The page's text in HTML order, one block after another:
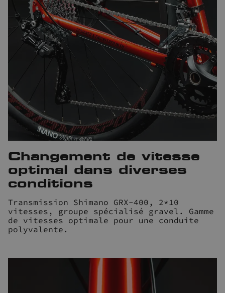
Changement de vitesse
optimal dans diverses
conditions
Transmission Shimano GRX-400, 2*10
vitesses, groupe spécialisé gravel. Gamme
de vitesses optimale pour une conduite
polyvalente.